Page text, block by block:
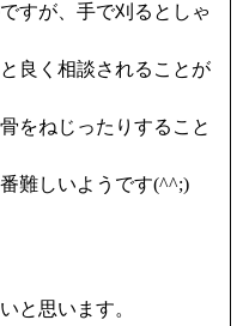
すが、手で刈るとしゃ
良く相談されることが
をねじったりすること
難しいようです(^^;)
と思います。